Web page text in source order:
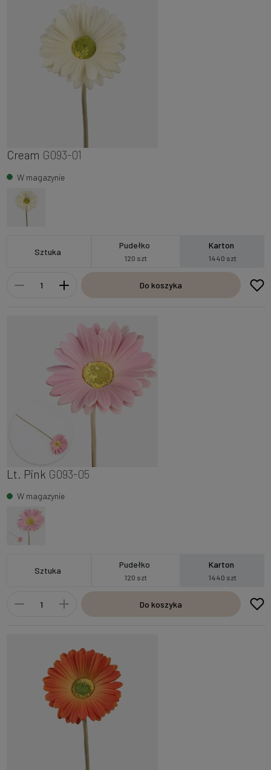
Cream G093-01
W magazynie
Sztuka
Pudełko
120 szt
Karton
1440 szt
Do koszyka
Lt. Pink G093-05
W magazynie
Sztuka
Pudełko
120 szt
Karton
1440 szt
Do koszyka